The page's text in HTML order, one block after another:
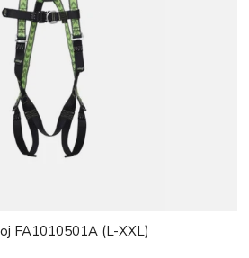
FA1010501A (L-XXL)